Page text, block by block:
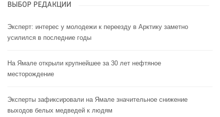
ВЫБОР РЕДАКЦИИ
Эксперт: интерес у молодежи к переезду в Арктику заметно
усилился в последние годы
На Ямале открыли крупнейшее за 30 лет нефтяное
месторождение
Эксперты зафиксировали на Ямале значительное снижение
выходов белых медведей к людям